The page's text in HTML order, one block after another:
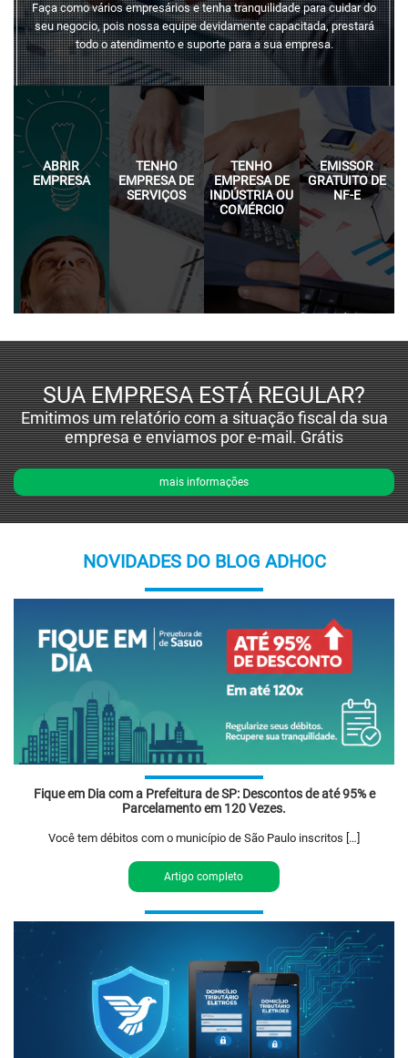
Faça como vários empresários e tenha tranquilidade para cuidar do
seu negocio, pois nossa equipe devidamente capacitada, prestará
todo o atendimento e suporte para a sua empresa.
ABRIR
EMPRESA
TENHO
EMPRESA DE
SERVIÇOS
TENHO
EMPRESA DE
INDÚSTRIA OU
COMÉRCIO
EMISSOR
GRATUITO DE
NF-E
SUA EMPRESA ESTÁ REGULAR?
Emitimos um relatório com a situação fiscal da sua
empresa e enviamos por e-mail. Grátis
mais informações
NOVIDADES DO BLOG ADHOC
Fique em Dia com a Prefeitura de SP: Descontos de até 95% e
Parcelamento em 120 Vezes.
Você tem débitos com o município de São Paulo inscritos […]
Artigo completo